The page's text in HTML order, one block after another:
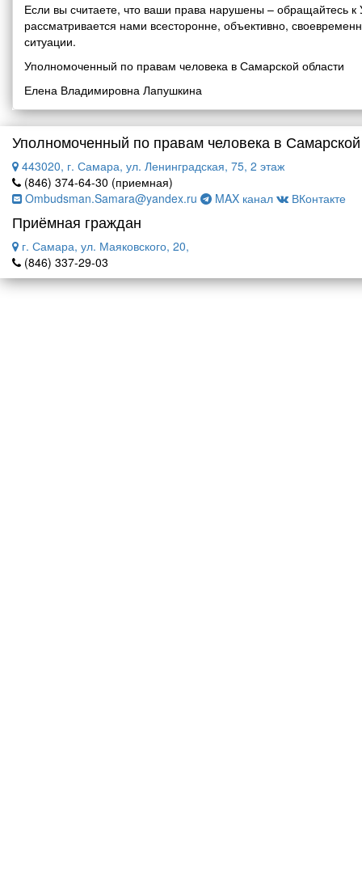
Если вы считаете, что ваши права нарушены – обращайтесь
рассматривается нами всесторонне, объективно,
ситуации.
Уполномоченный по правам человека в Самарской области
Елена Владимировна Лапушкина
Уполномоченный по правам человека в
443020, г. Самара, ул. Ленинградская, 75, 2 этаж
(846) 374-64-30 (приемная)
Ombudsman.Samara@yandex.ru
MAX канал ВКонтакте
Приёмная граждан
г. Самара, ул. Маяковского, 20,
(846) 337-29-03